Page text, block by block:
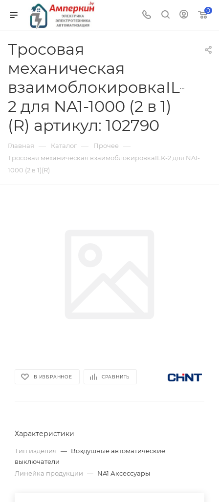
0
Тросовая
механическая
взаимоблокировкаILK-
2 для NA1-1000 (2 в 1)
(R) артикул: 102790
Главная — Каталог — Прочее —
Тросовая механическая взаимоблокировкаILK-2 для NA1-
1000 (2 в 1)(R)
В ИЗБРАННОЕ СРАВНИТЬ
Характеристики
Тип изделия — Воздушные автоматические
выключатели
Линейка продукции — NA1 Аксессуары